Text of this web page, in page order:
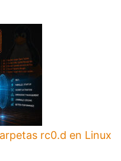
rc0.d en Linux